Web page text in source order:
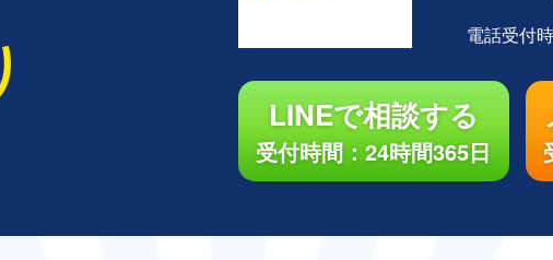
電話受付
LINEで相談する
受付時間：24時間365日